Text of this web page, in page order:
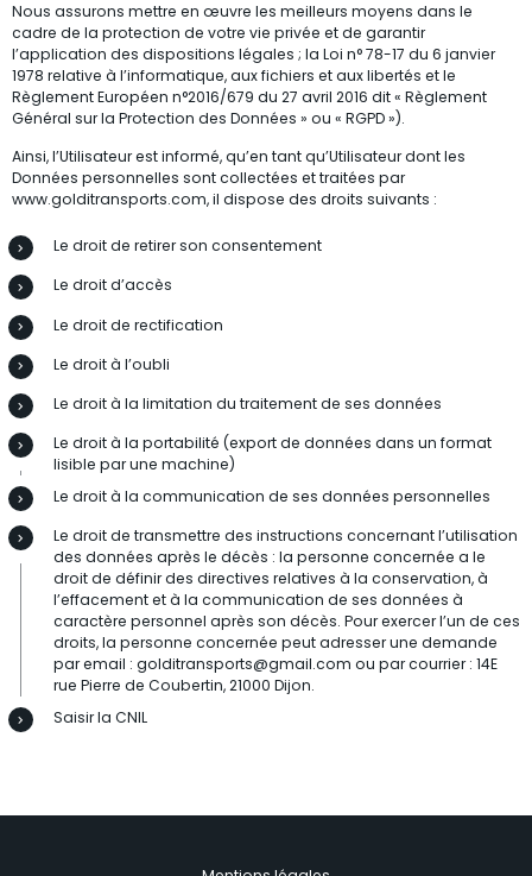
Nous assurons mettre en œuvre les meilleurs moyens dans le
cadre de la protection de votre vie privée et de garantir
l’application des dispositions légales ; la Loi n° 78-17 du 6 janvier
1978 relative à l’informatique, aux fichiers et aux libertés et le
Règlement Européen n°2016/679 du 27 avril 2016 dit « Règlement
Général sur la Protection des Données » ou « RGPD »).
Ainsi, l’Utilisateur est informé, qu’en tant qu’Utilisateur dont les
Données personnelles sont collectées et traitées par
www.golditransports.com, il dispose des droits suivants :
Le droit de retirer son consentement
Le droit d’accès
Le droit de rectification
Le droit à l’oubli
Le droit à la limitation du traitement de ses données
Le droit à la portabilité (export de données dans un format
lisible par une machine)
Le droit à la communication de ses données personnelles
Le droit de transmettre des instructions concernant l’utilisation
des données après le décès : la personne concernée a le
droit de définir des directives relatives à la conservation, à
l’effacement et à la communication de ses données à
caractère personnel après son décès. Pour exercer l’un de ces
droits, la personne concernée peut adresser une demande
par email : golditransports@gmail.com ou par courrier : 14E
rue Pierre de Coubertin, 21000 Dijon.
Saisir la CNIL